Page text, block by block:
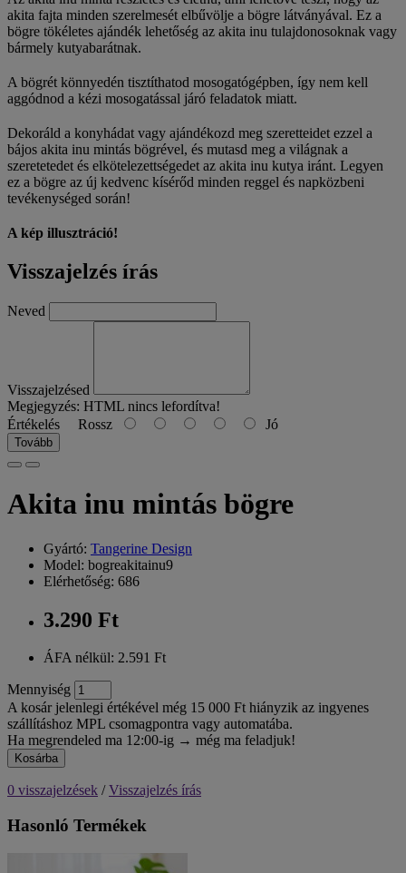
akita fajta minden szerelmesét elbűvölje a bögre látványával. Ez a
bögre tökéletes ajándék lehetőség az akita inu tulajdonosoknak vagy
bármely kutyabarátnak.
A bögrét könnyedén tisztíthatod mosogatógépben, így nem kell
aggódnod a kézi mosogatással járó feladatok miatt.
Dekoráld a konyhádat vagy ajándékozd meg szeretteidet ezzel a
bájos akita inu mintás bögrével, és mutasd meg a világnak a
szeretetedet és elkötelezettségedet az akita inu kutya iránt. Legyen
ez a bögre az új kedvenc kísérőd minden reggel és napközbeni
tevékenységed során!
A kép illusztráció!
Visszajelzés írás
Neved
Visszajelzésed
Megjegyzés: HTML nincs lefordítva!
Értékelés Rossz Jó
Tovább
Akita inu mintás bögre
Gyártó: Tangerine Design
Model: bogreakitainu9
Elérhetőség: 686
3.290 Ft
ÁFA nélkül: 2.591 Ft
Mennyiség
A kosár jelenlegi értékével még 15 000 Ft hiányzik az ingyenes
szállításhoz MPL csomagpontra vagy automatába.
Ha megrendeled ma 12:00-ig → még ma feladjuk!
Kosárba
0 visszajelzések /Visszajelzés írás
Hasonló Termékek